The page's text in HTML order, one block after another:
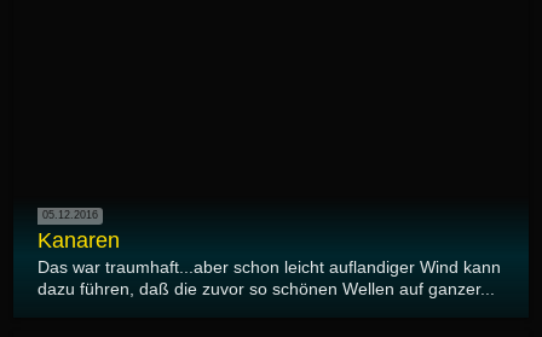
05.12.2016
Kanaren
Das war traumhaft...aber schon leicht auflandiger Wind kann
dazu führen, daß die zuvor so schönen Wellen auf ganzer...